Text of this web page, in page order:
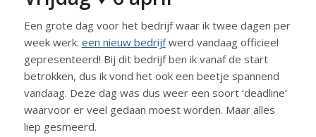
Een grote dag voor het bedrijf waar ik twee dagen per
week werk: een nieuw bedrijfwerd vandaag officieel
gepresenteerd! Bij dit bedrijf ben ik vanaf de start
betrokken, dus ik vond het ook een beetje spannend
vandaag. Deze dag was dus weer een soort ‘deadline’
waarvoor er veel gedaan moest worden. Maar alles
liep gesmeerd.